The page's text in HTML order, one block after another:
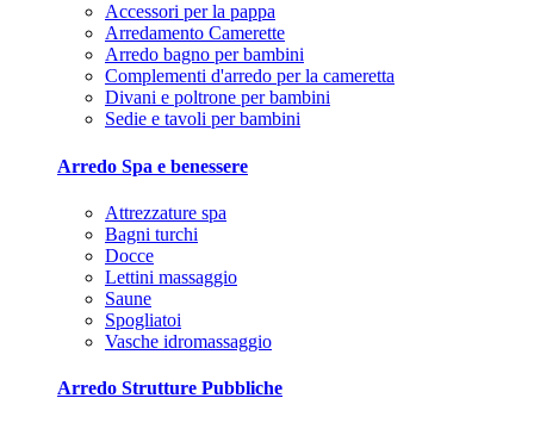
Accessori per la pappa
Arredamento Camerette
Arredo bagno per bambini
Complementi d'arredo per la cameretta
Divani e poltrone per bambini
Sedie e tavoli per bambini
Arredo Spa e benessere
Attrezzature spa
Bagni turchi
Docce
Lettini massaggio
Saune
Spogliatoi
Vasche idromassaggio
Arredo Strutture Pubbliche